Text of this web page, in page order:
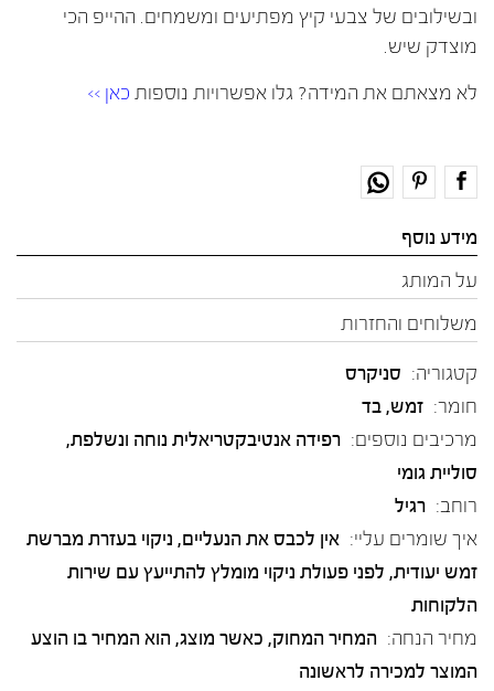
ובשילובים של צבעי קיץ מפתיעים ומשמחים. ההייפ הכי
מוצדק שיש.
לא מצאתם את המידה? גלו אפשרויות נוספות כאן >>
מידע נוסף
על המותג
משלוחים והחזרות
קטגוריה: סניקרס
חומר: זמש, בד
מרכיבים נוספים: רפידה אנטיבקטריאלית נוחה ונשלפת,
סוליית גומי
רוחב: רגיל
איך שומרים עליי: אין לכבס את הנעליים, ניקוי בעזרת מברשת
זמש יעודית, לפני פעולת ניקוי מומלץ להתייעץ עם שירות
הלקוחות
מחיר הנחה: המחיר המחוק, כאשר מוצג, הוא המחיר בו הוצע
המוצר למכירה לראשונה